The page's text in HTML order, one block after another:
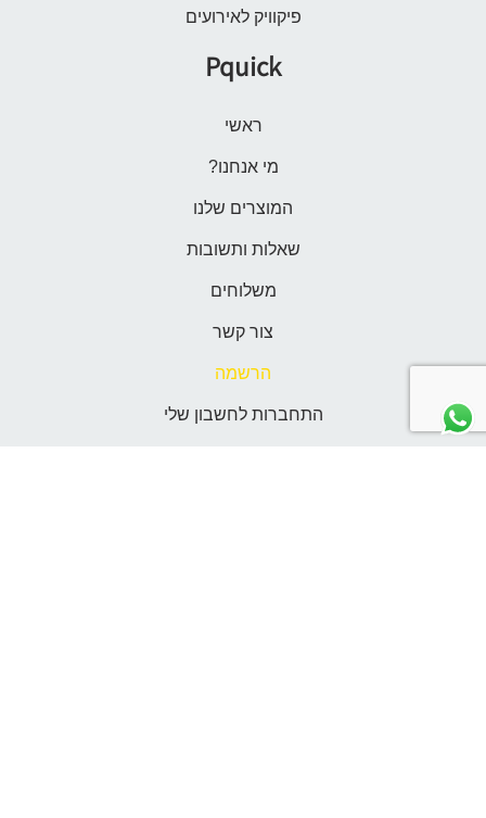
פיקוויק לאירועים
Pquick
ראשי
מי אנחנו?
המוצרים שלנו
שאלות ותשובות
משלוחים
צור קשר
הרשמה
התחברות לחשבון שלי